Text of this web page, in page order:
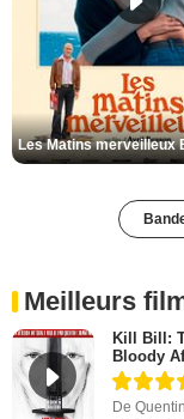
Meilleurs
Kill Bill:
Bloody
De